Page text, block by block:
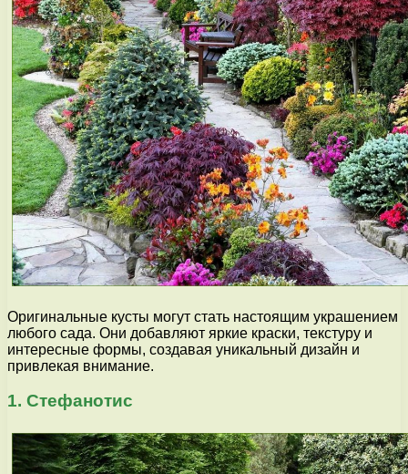
Оригинальные кусты могут стать настоящим украшением
любого сада. Они добавляют яркие краски, текстуру и
интересные формы, создавая уникальный дизайн и
привлекая внимание.
1. Стефанотис